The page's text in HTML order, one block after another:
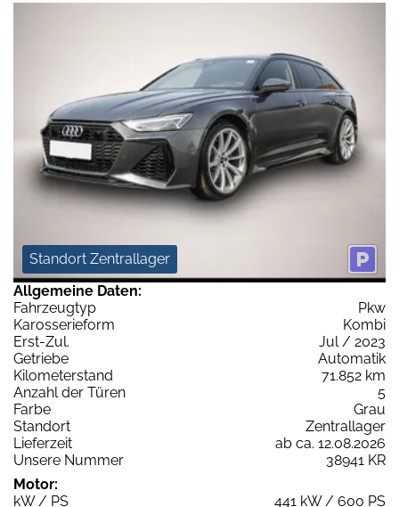
Standort Zentrallager
Allgemeine Daten:
Fahrzeugtyp
Pkw
Karosserieform
Kombi
Erst-Zul.
Jul / 2023
Getriebe
Automatik
Kilometerstand
71.852 km
Anzahl der Türen
5
Farbe
Grau
Standort
Zentrallager
Lieferzeit
ab ca. 12.08.2026
Unsere Nummer
38941 KR
Motor:
kW / PS
441 kW / 600 PS